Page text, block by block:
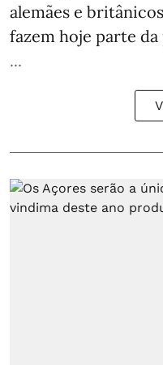
alemães e
fazem hoje parte da
...